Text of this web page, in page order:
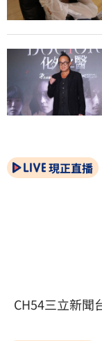
現正直播
CH54三立新聞